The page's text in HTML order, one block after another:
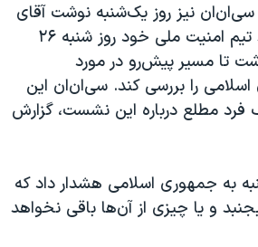
چین
نیز روز یک‌شنبه نوشت آقای
ترامپ با اعضای ارشد تیم امنیت ملی خود روز شنبه ۲۶
تا مسیر پیش‌رو در مورد
را بررسی کند. سی‌ان‌ان این
فرد مطلع درباره این نشست، گزارش
به جمهوری اسلامی هشدار داد که
و یا چیزی از آن‌ها باقی نخواهد